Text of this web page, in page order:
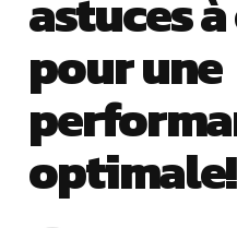
astuces
pour une
optimale!